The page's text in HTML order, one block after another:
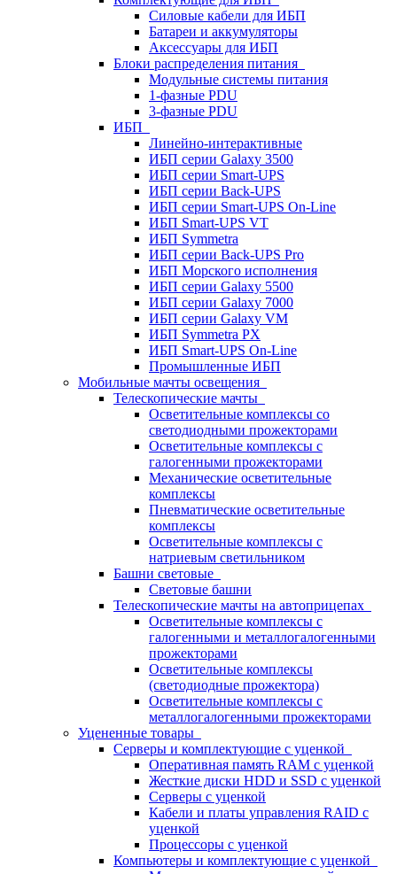
Силовые кабели для ИБП
Батареи и аккумуляторы
Аксессуары для ИБП
Блоки распределения питания
Модульные системы питания
1-фазные PDU
3-фазные PDU
ИБП
Линейно-интерактивные
ИБП серии Galaxy 3500
ИБП серии Smart-UPS
ИБП серии Back-UPS
ИБП серии Smart-UPS On-Line
ИБП Smart-UPS VT
ИБП Symmetra
ИБП серии Back-UPS Pro
ИБП Морского исполнения
ИБП серии Galaxy 5500
ИБП серии Galaxy 7000
ИБП серии Galaxy VM
ИБП Symmetra PX
ИБП Smart-UPS On-Line
Промышленные ИБП
Мобильные мачты освещения
Телескопические мачты
Осветительные комплексы со
светодиодными прожекторами
Осветительные комплексы с
галогенными прожекторами
Механические осветительные
комплексы
Пневматические осветительные
комплексы
Осветительные комплексы с
натриевым светильником
Башни световые
Световые башни
Телескопические мачты на автоприцепах
Осветительные комплексы с
галогенными и металлогалогенными
прожекторами
Осветительные комплексы
(светодиодные прожектора)
Осветительные комплексы с
металлогалогенными прожекторами
Уцененные товары
Серверы и комплектующие с уценкой
Оперативная память RAM с уценкой
Жесткие диски HDD и SSD с уценкой
Серверы с уценкой
Кабели и платы управления RAID с
уценкой
Процессоры с уценкой
Компьютеры и комплектующие с уценкой